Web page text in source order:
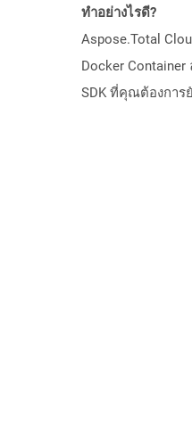
ทำอย่างไรดี?
Aspose.Total
Docker
SDK ที่คุณต้องการ